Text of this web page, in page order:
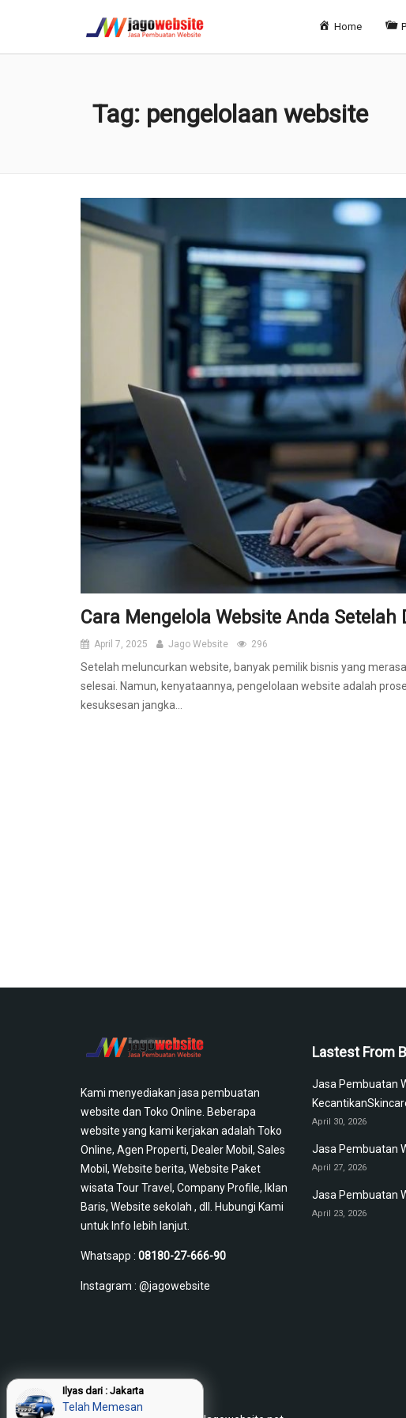
Home
Tag: pengelolaan website
Cara Mengelola Website Anda Setelah
April 7, 2025 Jago Website 296
Setelah meluncurkan website, banyak pemilik bisnis yang
selesai. Namun, kenyataannya, pengelolaan website adalah
kesuksesan jangka...
Kami menyediakan jasa pembuatan
website dan Toko Online. Beberapa
website yang kami kerjakan adalah Toko
Online, Agen Properti, Dealer Mobil, Sales
Mobil, Website berita, Website Paket
wisata Tour Travel, Company Profile, Iklan
Baris, Website sekolah , dll. Hubungi Kami
untuk Info lebih lanjut.
Whatsapp : 08180-27-666-90
Instagram : @jagowebsite
Lastest From
Jasa Pembuatan
April 30, 2026
Jasa Pembuatan
April 27, 2026
Jasa Pembuatan
April 23, 2026
Ilyas dari : Jakarta
Telah Memesan